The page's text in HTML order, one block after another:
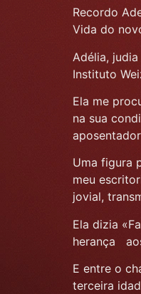
Recordo
Vida do
Adélia,
Instituto
Ela me
na sua
Uma figura
meu
jovial,
Ela dizia
herança
E entre o
terceira